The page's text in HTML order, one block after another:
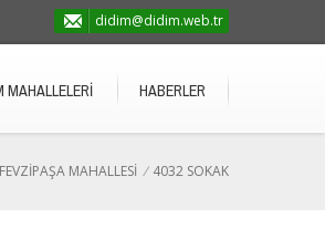
didim@didim.web.tr
MAHALLELERİ HABERLER
FEVZİPAŞA MAHALLESİ / 4032 SOKAK